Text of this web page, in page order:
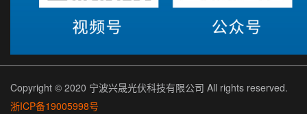
Copyright © 2020 宁波兴晟光伏科技有限公司 All rights reserved.
浙ICP备19005998号